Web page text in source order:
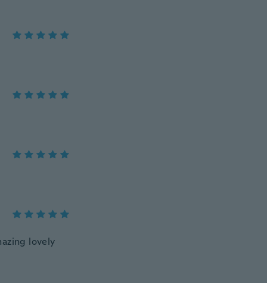
lovely